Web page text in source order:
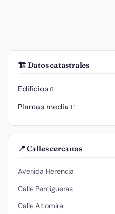
🏗️ Datos catastrales
Edificios 8
Plantas media 1.1
📍 Calles cercanas
Avenida Herencia
Calle Perdigueras
Calle Altomira